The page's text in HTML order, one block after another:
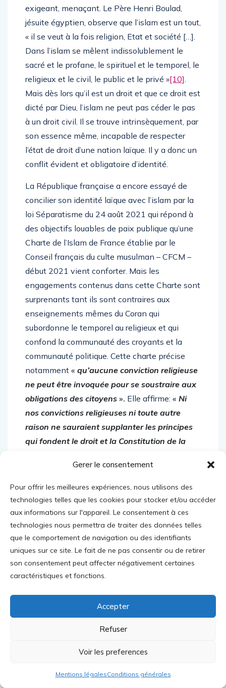
Gerer le consentement
Pour offrir les meilleures expériences, nous utilisons des
technologies telles que les cookies pour stocker et/ou accéder
aux informations sur l'appareil. Le consentement à ces
technologies nous permettra de traiter des données telles
que le comportement de navigation ou des identifiants
uniques sur ce site. Le fait de ne pas consentir ou de retirer
son consentement peut affecter négativement certaines
caractéristiques et fonctions.
Accepter
Refuser
Voir les preferences
Mentions légalesConditions générales
exigeant, menaçant. Le Père Henri Boulad,
jésuite égyptien, observe que l’islam est un tout,
« il se veut à la fois religion, Etat et société […].
Dans l’islam se mêlent indissolublement le
sacré et le profane, le spirituel et le temporel, le
religieux et le civil, le public et le privé »[10].
Mais dès lors qu’il est un droit et que ce droit est
dicté par Dieu, l’islam ne peut pas céder le pas
à un droit civil. Il se trouve intrinsèquement, par
son essence même, incapable de respecter
l’état de droit d’une nation laïque. Il y a donc un
conflit évident et obligatoire d’identité.
La République française a encore essayé de
concilier son identité laïque avec l’islam par la
loi Séparatisme du 24 août 2021 qui répond à
des objectifs louables de paix publique qu’une
Charte de l’Islam de France établie par le
Conseil français du culte musulman – CFCM –
début 2021 vient conforter. Mais les
engagements contenus dans cette Charte sont
surprenants tant ils sont contraires aux
enseignements mêmes du Coran qui
subordonne le temporel au religieux et qui
confond la communauté des croyants et la
communauté politique. Cette charte précise
notamment « qu’aucune conviction religieuse
ne peut être invoquée pour se soustraire aux
obligations des citoyens ». Elle affirme: « Ni
nos convictions religieuses ni toute autre
raison ne sauraient supplanter les principes
qui fondent le droit et la Constitution de la
fédérations du CFCM ont approuvé ce projet de
Charte et certaines d’entre elles ont annoncé
que ça n’était encore qu’un projet à
perfectionner ! Les deux fédérations de l’islam
turc (CCMTF et Milli Gorus) et Foi et pratique
(proche du mouvement piétiste conservateur
Tabligh) n’ont pas voulu s’engager à signer le
document en l’état. Et le CFCM ne représentait
déjà lui-même que moins de la moitié des
2 500 mosquées de France et seules 400
d’entre elles ont participé à l’élection des
membres du CFCM. Depuis, le CFCM a volé en
Charte étant restées au sein de cette